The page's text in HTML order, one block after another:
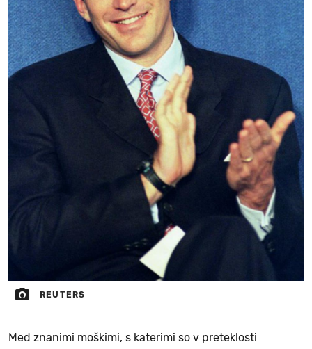
REUTERS
Med znanimi moškimi, s katerimi so v preteklosti